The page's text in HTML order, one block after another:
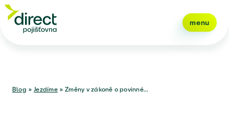
menu
Blog » Jezdíme » Změny v zákoně o povinné...